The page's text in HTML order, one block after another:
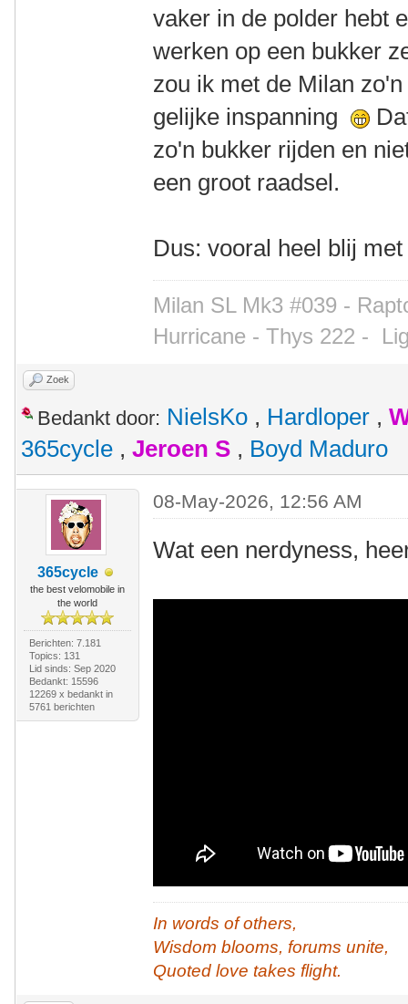
vaker in de polder hebt
werken op een bukker
zou ik met de Milan
gelijke inspanning
zo'n bukker rijden en
een groot raadsel.
Dus: vooral heel blij
Milan SL Mk3 #039 -
Hurricane - Thys 222 -
Zoek
Bedankt door: NielsKo , Hardloper ,
365cycle , Jeroen S , Boyd Maduro
365cycle
the best velomobile in
the world
Berichten: 7.181
Topics: 131
Lid sinds: Sep 2020
Bedankt: 15596
12269 x bedankt in
5761 berichten
08-May-2026, 12:56 AM
Wat een nerdyness,
In words of others,
Wisdom blooms, forums unite,
Quoted love takes flight.